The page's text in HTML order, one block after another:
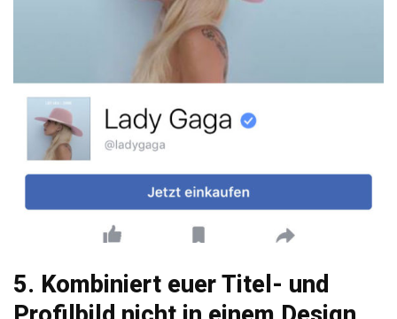
5. Kombiniert euer Titel- und